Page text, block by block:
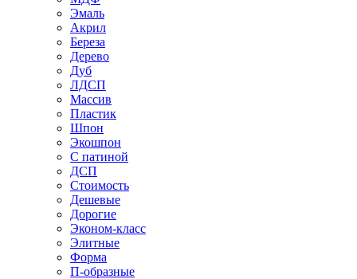
Эмаль
Акрил
Береза
Дерево
Дуб
ЛДСП
Массив
Пластик
Шпон
Экошпон
С патиной
ДСП
Стоимость
Дешевые
Дорогие
Эконом-класс
Элитные
Форма
П-образные